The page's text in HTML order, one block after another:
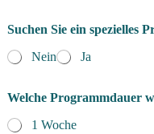
Suchen Sie ein spezielles
Nein
Ja
Welche Programmdauer
1 Woche